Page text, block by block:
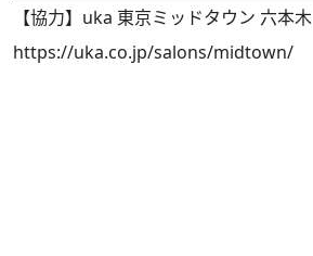
【協力】uka 東京ミッドタウン 六本木
https://uka.co.jp/salons/midtown/